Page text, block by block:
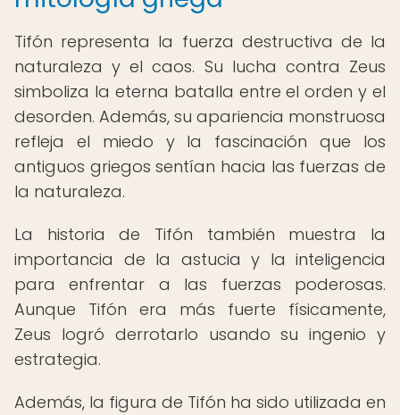
Tifón representa la fuerza destructiva de la
naturaleza y el caos. Su lucha contra Zeus
simboliza la eterna batalla entre el orden y el
desorden. Además, su apariencia monstruosa
refleja el miedo y la fascinación que los
antiguos griegos sentían hacia las fuerzas de
la naturaleza.
La historia de Tifón también muestra la
importancia de la astucia y la inteligencia
para enfrentar a las fuerzas poderosas.
Aunque Tifón era más fuerte físicamente,
Zeus logró derrotarlo usando su ingenio y
estrategia.
Además, la figura de Tifón ha sido utilizada en